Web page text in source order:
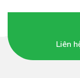
➤ Website:
➤ Hotline/Zalo :
Liên